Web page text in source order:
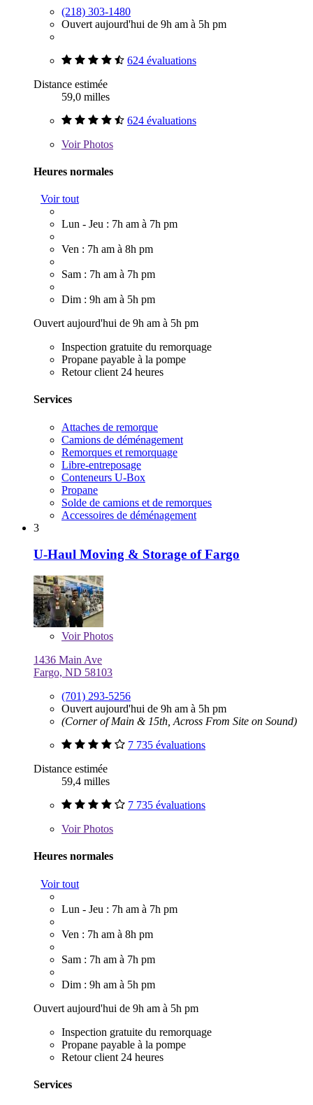
(218) 303-1480
Ouvert aujourd'hui de 9h am à 5h pm
624 évaluations
Distance estimée
59,0 milles
624 évaluations
VoirPhotos
Heures normales
Voir tout
Lun - Jeu : 7h am à 7h pm
Ven : 7h am à 8h pm
Sam : 7h am à 7h pm
Dim : 9h am à 5h pm
Ouvert aujourd'hui de 9h am à 5h pm
Inspection gratuite du remorquage
Propane payable à la pompe
Retour client 24 heures
Services
Attaches de remorque
Camions de déménagement
Remorques et remorquage
Libre-entreposage
Conteneurs U-Box
Propane
Solde de camions et de remorques
Accessoires de déménagement
3
U-Haul Moving & Storage of Fargo
VoirPhotos
1436 Main Ave
Fargo, ND 58103
(701) 293-5256
Ouvert aujourd'hui de 9h am à 5h pm
(Corner of Main & 15th, Across From Site on Sound)
7 735 évaluations
Distance estimée
59,4 milles
7 735 évaluations
VoirPhotos
Heures normales
Voir tout
Lun - Jeu : 7h am à 7h pm
Ven : 7h am à 8h pm
Sam : 7h am à 7h pm
Dim : 9h am à 5h pm
Ouvert aujourd'hui de 9h am à 5h pm
Inspection gratuite du remorquage
Propane payable à la pompe
Retour client 24 heures
Services